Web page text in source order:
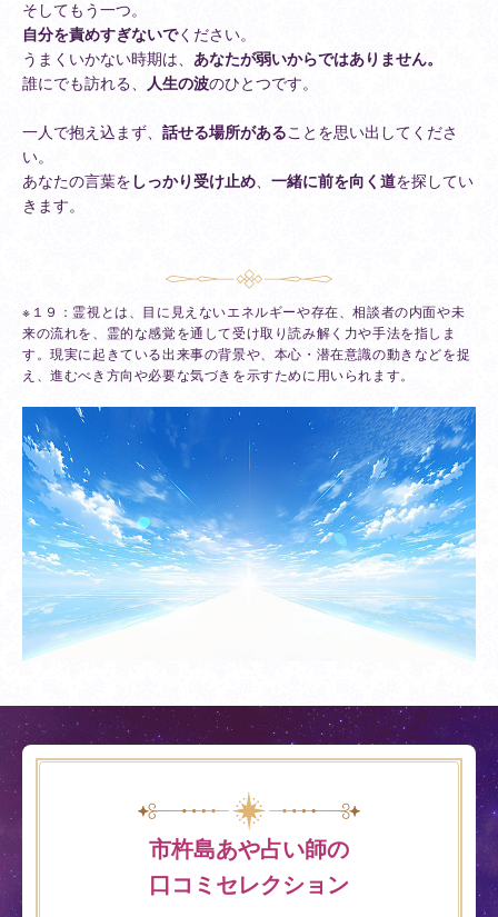
そしてもう一つ。
自分を責めすぎないでください。
うまくいかない時期は、 あなたが弱いからではありません。
誰にでも訪れる、 人生の波のひとつです。
一人で抱え込まず、 話せる場所があることを思い出してくださ
い。
あなたの言葉を しっかり受け止め、 一緒に前を向く道を探してい
きます。
※１９：霊視とは、目に見えないエネルギーや存在、相談者の内面や未
来の流れを、霊的な感覚を通して受け取り読み解く力や手法を指しま
す。現実に起きている出来事の背景や、本心・潜在意識の動きなどを捉
え、進むべき方向や必要な気づきを示すために用いられます。
市杵島あや占い師の
口コミセレクション